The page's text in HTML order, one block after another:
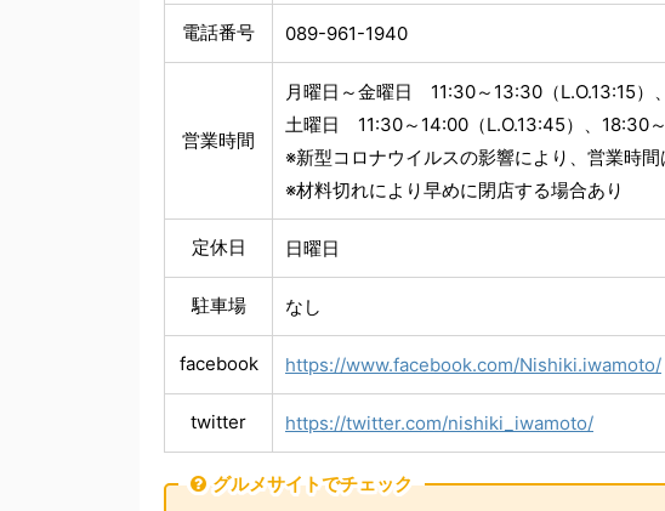
電話番号 089-961-1940
営業時間
月曜日～金曜日 11:30～13:30（L.O.13:15）
土曜日 11:30～14:00（L.O.13:45）、18:30
※新型コロナウイルスの影響により、営業時
※材料切れにより早めに閉店する場合あり
定休日 日曜日
駐車場 なし
facebook https://www.facebook.com/Nishiki.iwamoto/
twitter https://twitter.com/nishiki_iwamoto/
グルメサイトでチェック